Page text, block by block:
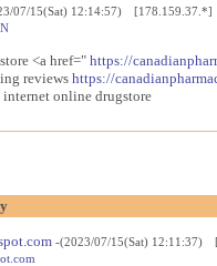
07/15(Sat) 12:14:57) [178.159.37.*]
<a href=" https://
reviews https://
online drugstore
-(2023/07/15(Sat) 12:11:37)